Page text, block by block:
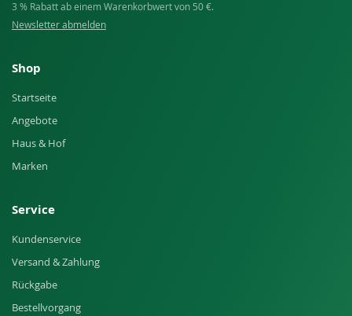
3 % Rabatt ab einem Warenkorbwert von 50 €.
Newsletter abmelden
Shop
Startseite
Angebote
Haus & Hof
Marken
Service
Kundenservice
Versand & Zahlung
Rückgabe
Bestellvorgang